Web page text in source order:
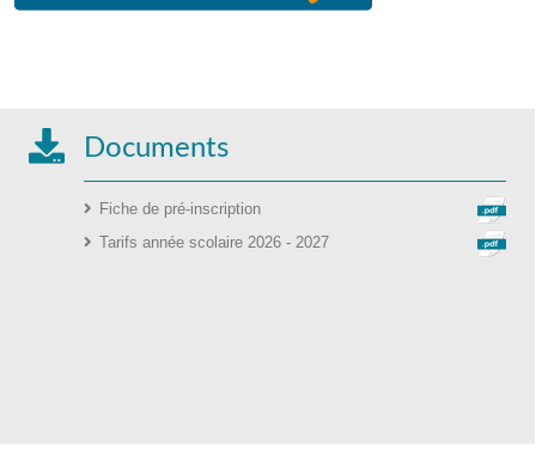
Documents
Fiche de pré-inscription
Tarifs année scolaire 2026 - 2027